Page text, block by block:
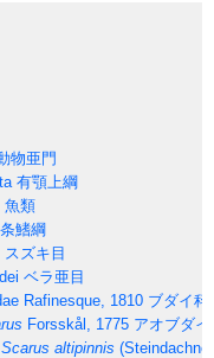
物亜門
有顎上綱
魚類
条鰭綱
スズキ目
ベラ亜目
Rafinesque, 1810 ブダイ科
Forsskål, 1775 アオブダイ
Scarus altipinnis